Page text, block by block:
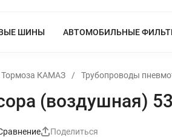
ШИНЫ АВТОМОБИЛЬНЫЕ
Тормоза КАМАЗ / Трубопроводы
(воздушная)
Поделиться